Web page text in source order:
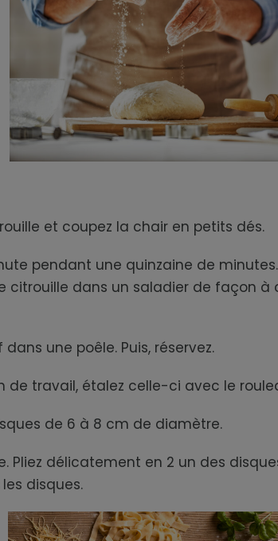
et coupez la chair en petits dés.
pendant une quinzaine de minutes.
citrouille dans un saladier de façon
une poêle. Puis, réservez.
de travail, étalez celle-ci avec le
de 6 à 8 cm de diamètre.
Pliez délicatement en 2 un des
disques.